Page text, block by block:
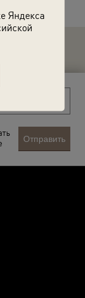
Яндекса
Отправить